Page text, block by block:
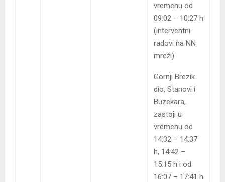
vremenu od
09:02 – 10:27 h
(interventni
radovi na NN
mreži)
Gornji Brezik
dio, Stanovi i
Buzekara,
zastoji u
vremenu od
14:32 – 14:37
h, 14:42 –
15:15 h i od
16:07 – 17:41 h